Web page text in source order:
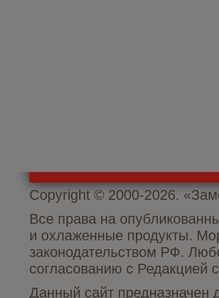
Copyright © 2000-2026.
Все права на
и охлаженные продукты.
законодательством РФ.
согласованию с Редакцией
Данный сайт предназначен